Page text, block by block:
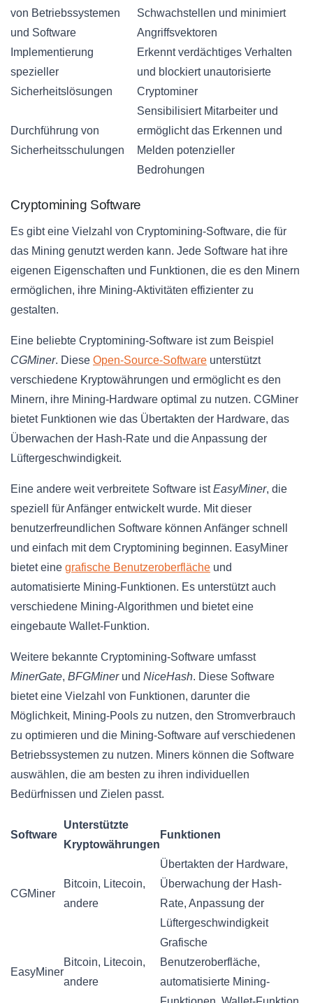
von Betriebssystemen
und Software
Schwachstellen und minimiert
Angriffsvektoren
Implementierung
spezieller
Sicherheitslösungen
Erkennt verdächtiges Verhalten
und blockiert unautorisierte
Cryptominer
Durchführung von
Sicherheitsschulungen
Sensibilisiert Mitarbeiter und
ermöglicht das Erkennen und
Melden potenzieller
Bedrohungen
Cryptomining Software
Es gibt eine Vielzahl von Cryptomining-Software, die für
das Mining genutzt werden kann. Jede Software hat ihre
eigenen Eigenschaften und Funktionen, die es den Minern
ermöglichen, ihre Mining-Aktivitäten effizienter zu
gestalten.
Eine beliebte Cryptomining-Software ist zum Beispiel
CGMiner. Diese Open-Source-Software unterstützt
verschiedene Kryptowährungen und ermöglicht es den
Minern, ihre Mining-Hardware optimal zu nutzen. CGMiner
bietet Funktionen wie das Übertakten der Hardware, das
Überwachen der Hash-Rate und die Anpassung der
Lüftergeschwindigkeit.
Eine andere weit verbreitete Software istEasyMiner, die
speziell für Anfänger entwickelt wurde. Mit dieser
benutzerfreundlichen Software können Anfänger schnell
und einfach mit dem Cryptomining beginnen. EasyMiner
bietet eine grafische Benutzeroberfläche und
automatisierte Mining-Funktionen. Es unterstützt auch
verschiedene Mining-Algorithmen und bietet eine
eingebaute Wallet-Funktion.
Weitere bekannte Cryptomining-Software umfasst
MinerGate, BFGMinerund NiceHash. Diese Software
bietet eine Vielzahl von Funktionen, darunter die
Möglichkeit, Mining-Pools zu nutzen, den Stromverbrauch
zu optimieren und die Mining-Software auf verschiedenen
Betriebssystemen zu nutzen. Miners können die Software
auswählen, die am besten zu ihren individuellen
Bedürfnissen und Zielen passt.
Software
Unterstützte
Kryptowährungen
Funktionen
CGMiner
Bitcoin, Litecoin,
andere
Übertakten der Hardware,
Überwachung der Hash-
Rate, Anpassung der
Lüftergeschwindigkeit
EasyMiner
Bitcoin, Litecoin,
andere
Grafische
Benutzeroberfläche,
automatisierte Mining-